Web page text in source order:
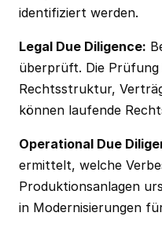
identifiziert werden.
‍Legal Due Diligence‍:
überprüft. Die Prüfung
Rechtsstruktur,
können laufende
Operational Due
ermittelt, welche
Produktionsanlagen
in Modernisierungen